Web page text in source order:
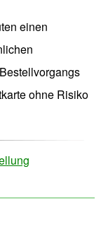
einen
ohne Risiko